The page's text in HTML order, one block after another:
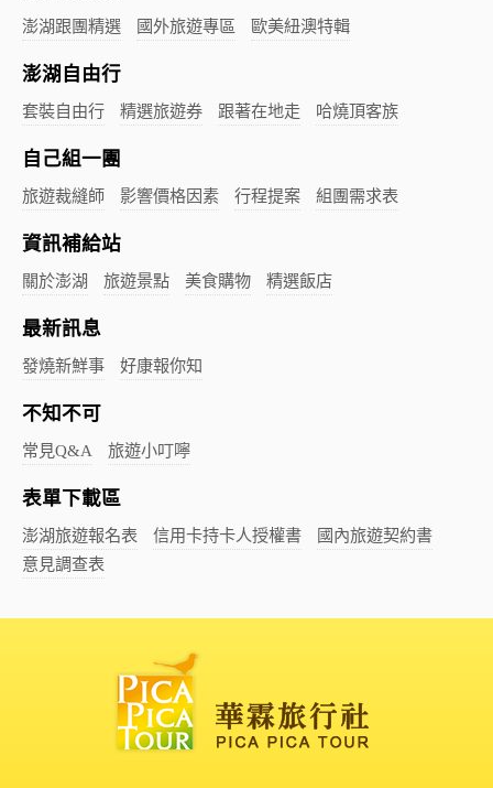
澎湖跟團精選 國外旅遊專區 歐美紐澳特輯
澎湖自由行
套裝自由行 精選旅遊券 跟著在地走 哈燒頂客族
自己組一團
旅遊裁縫師 影響價格因素 行程提案 組團需求表
資訊補給站
關於澎湖 旅遊景點 美食購物 精選飯店
最新訊息
發燒新鮮事 好康報你知
不知不可
常見Q&A 旅遊小叮嚀
表單下載區
澎湖旅遊報名表 信用卡持卡人授權書
國內旅遊契約書
意見調查表